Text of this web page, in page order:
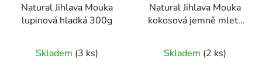
Natural Jihlava Mouka
lupinová hladká 300g
Skladem (3 ks)
Natural Jihlava Mouka
kokosová jemně mletá
Skladem (2 ks)